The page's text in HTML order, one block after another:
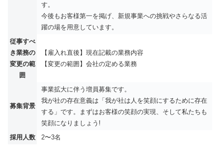
す。
今後もお客様第一を掲げ、新規事業への挑戦やさらなる活
躍の場を用意しています。
従事すべ
き業務の
変更の範
囲
【雇入れ直後】現在記載の業務内容
【変更の範囲】会社の定める業務
募集背景
事業拡大に伴う増員募集です。
我が社の存在意義は「我が社は人を笑顔にするために存在
する」です。まずはお客様の笑顔の実現、そして私たちも
笑顔になりましょう!
採用人数
2〜3名